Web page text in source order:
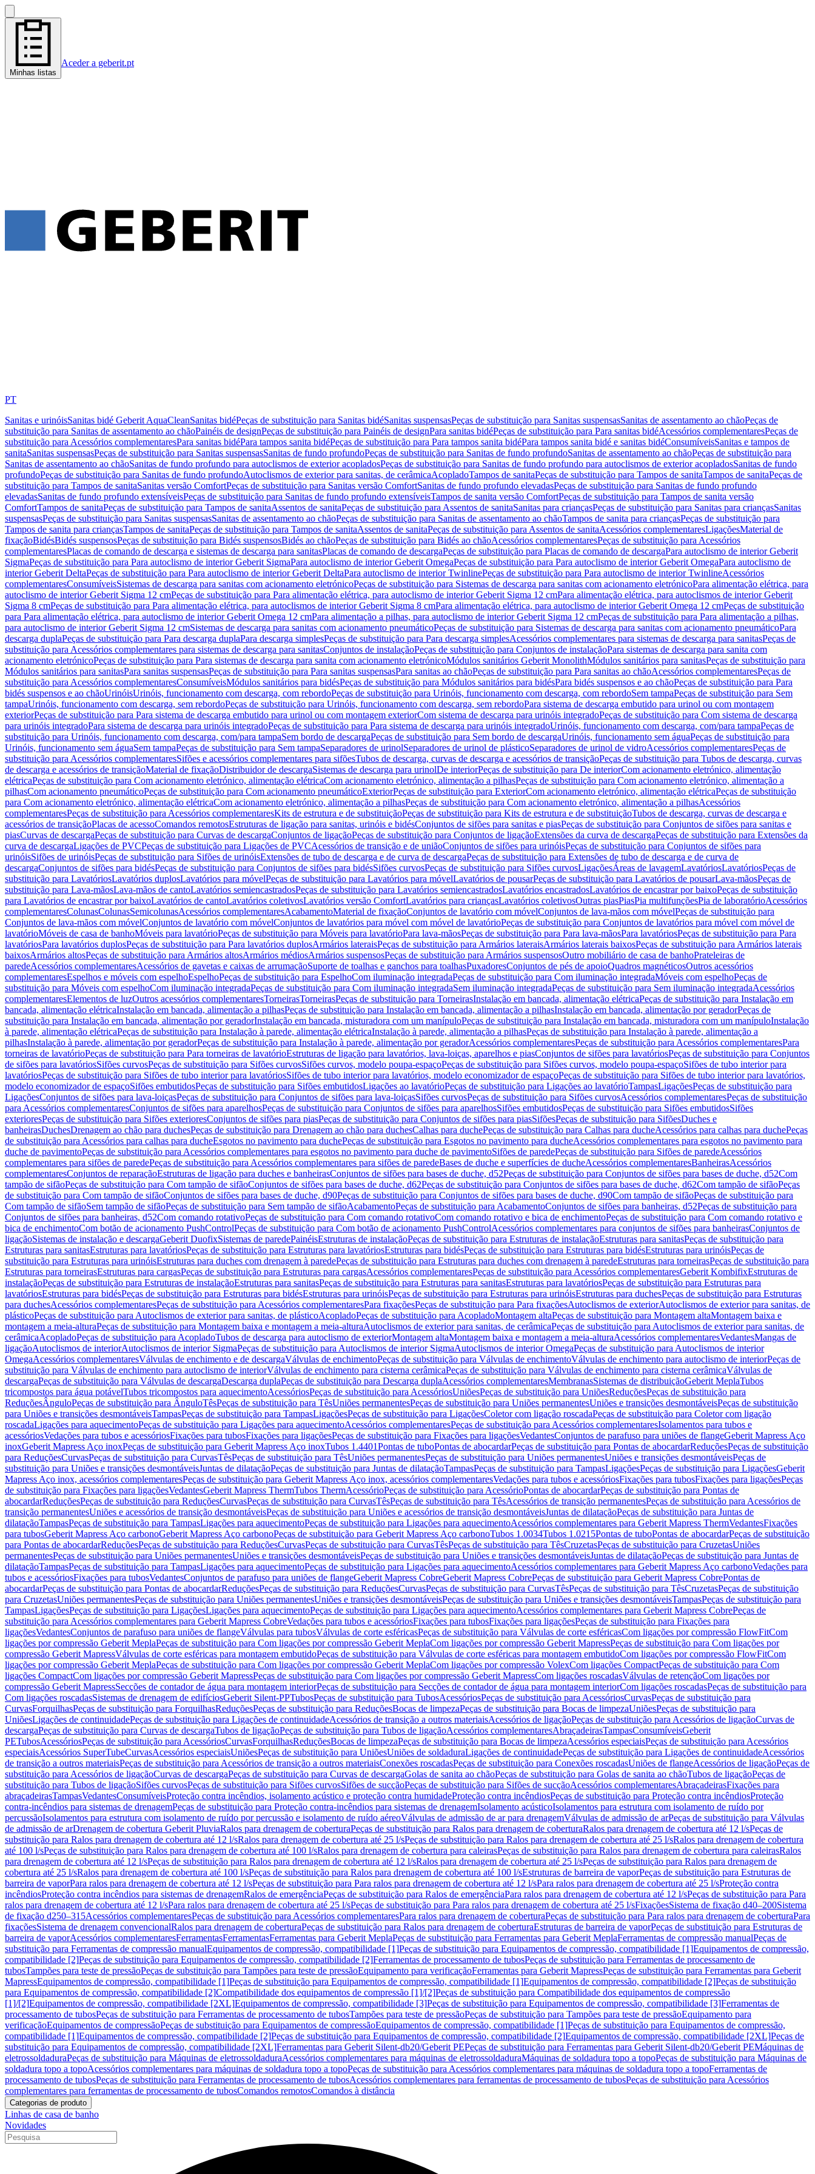
Minhas listas
Aceder a geberit.pt
PT
Sanitas e urinóisSanitas bidé Geberit AquaCleanSanitas bidéPeças de substituição para Sanitas bidéSanitas suspensasPeças de substituição para Sanitas suspensasSanitas de assentamento ao chãoPeças de
substituição para Sanitas de assentamento ao chãoPainéis de designPeças de substituição para Painéis de designPara sanitas bidéPeças de substituição para Para sanitas bidéAcessórios complementaresPeças de
substituição para Acessórios complementaresPara sanitas bidéPara tampos sanita bidéPeças de substituição para Para tampos sanita bidéPara tampos sanita bidé e sanitas bidéConsumíveisSanitas e tampos de
sanitaSanitas suspensasPeças de substituição para Sanitas suspensasSanitas de fundo profundoPeças de substituição para Sanitas de fundo profundoSanitas de assentamento ao chãoPeças de substituição para
Sanitas de assentamento ao chãoSanitas de fundo profundo para autoclismos de exterior acopladosPeças de substituição para Sanitas de fundo profundo para autoclismos de exterior acopladosSanitas de fundo
profundoPeças de substituição para Sanitas de fundo profundoAutoclismos de exterior para sanitas, de cerâmicaAcopladoTampos de sanitaPeças de substituição para Tampos de sanitaTampos de sanitaPeças de
substituição para Tampos de sanitaSanitas versão ComfortPeças de substituição para Sanitas versão ComfortSanitas de fundo profundo elevadasPeças de substituição para Sanitas de fundo profundo
elevadasSanitas de fundo profundo extensíveisPeças de substituição para Sanitas de fundo profundo extensíveisTampos de sanita versão ComfortPeças de substituição para Tampos de sanita versão
ComfortTampos de sanitaPeças de substituição para Tampos de sanitaAssentos de sanitaPeças de substituição para Assentos de sanitaSanitas para criançasPeças de substituição para Sanitas para criançasSanitas
suspensasPeças de substituição para Sanitas suspensasSanitas de assentamento ao chãoPeças de substituição para Sanitas de assentamento ao chãoTampos de sanita para criançasPeças de substituição para
Tampos de sanita para criançasTampos de sanitaPeças de substituição para Tampos de sanitaAssentos de sanitaPeças de substituição para Assentos de sanitaAcessórios complementaresLigaçõesMaterial de
fixaçãoBidésBidés suspensosPeças de substituição para Bidés suspensosBidés ao chãoPeças de substituição para Bidés ao chãoAcessórios complementaresPeças de substituição para Acessórios
complementaresPlacas de comando de descarga e sistemas de descarga para sanitasPlacas de comando de descargaPeças de substituição para Placas de comando de descargaPara autoclismo de interior Geberit
SigmaPeças de substituição para Para autoclismo de interior Geberit SigmaPara autoclismo de interior Geberit OmegaPeças de substituição para Para autoclismo de interior Geberit OmegaPara autoclismo de
interior Geberit DeltaPeças de substituição para Para autoclismo de interior Geberit DeltaPara autoclismo de interior TwinlinePeças de substituição para Para autoclismo de interior TwinlineAcessórios
complementaresConsumíveisSistemas de descarga para sanitas com acionamento eletrónicoPeças de substituição para Sistemas de descarga para sanitas com acionamento eletrónicoPara alimentação elétrica, para
autoclismo de interior Geberit Sigma 12 cmPeças de substituição para Para alimentação elétrica, para autoclismo de interior Geberit Sigma 12 cmPara alimentação elétrica, para autoclismos de interior Geberit
Sigma 8 cmPeças de substituição para Para alimentação elétrica, para autoclismos de interior Geberit Sigma 8 cmPara alimentação elétrica, para autoclismo de interior Geberit Omega 12 cmPeças de substituição
para Para alimentação elétrica, para autoclismo de interior Geberit Omega 12 cmPara alimentação a pilhas, para autoclismo de interior Geberit Sigma 12 cmPeças de substituição para Para alimentação a pilhas,
para autoclismo de interior Geberit Sigma 12 cmSistemas de descarga para sanitas com acionamento pneumáticoPeças de substituição para Sistemas de descarga para sanitas com acionamento pneumáticoPara
descarga duplaPeças de substituição para Para descarga duplaPara descarga simplesPeças de substituição para Para descarga simplesAcessórios complementares para sistemas de descarga para sanitasPeças de
substituição para Acessórios complementares para sistemas de descarga para sanitasConjuntos de instalaçãoPeças de substituição para Conjuntos de instalaçãoPara sistemas de descarga para sanita com
acionamento eletrónicoPeças de substituição para Para sistemas de descarga para sanita com acionamento eletrónicoMódulos sanitários Geberit MonolithMódulos sanitários para sanitasPeças de substituição para
Módulos sanitários para sanitasPara sanitas suspensasPeças de substituição para Para sanitas suspensasPara sanitas ao chãoPeças de substituição para Para sanitas ao chãoAcessórios complementaresPeças de
substituição para Acessórios complementaresConsumíveisMódulos sanitários para bidésPeças de substituição para Módulos sanitários para bidésPara bidés suspensos e ao chãoPeças de substituição para Para
bidés suspensos e ao chãoUrinóisUrinóis, funcionamento com descarga, com rebordoPeças de substituição para Urinóis, funcionamento com descarga, com rebordoSem tampaPeças de substituição para Sem
tampaUrinóis, funcionamento com descarga, sem rebordoPeças de substituição para Urinóis, funcionamento com descarga, sem rebordoPara sistema de descarga embutido para urinol ou com montagem
exteriorPeças de substituição para Para sistema de descarga embutido para urinol ou com montagem exteriorCom sistema de descarga para urinóis integradoPeças de substituição para Com sistema de descarga
para urinóis integradoPara sistema de descarga para urinóis integradoPeças de substituição para Para sistema de descarga para urinóis integradoUrinóis, funcionamento com descarga, com/para tampaPeças de
substituição para Urinóis, funcionamento com descarga, com/para tampaSem bordo de descargaPeças de substituição para Sem bordo de descargaUrinóis, funcionamento sem águaPeças de substituição para
Urinóis, funcionamento sem águaSem tampaPeças de substituição para Sem tampaSeparadores de urinolSeparadores de urinol de plásticoSeparadores de urinol de vidroAcessórios complementaresPeças de
substituição para Acessórios complementaresSifões e acessórios complementares para sifõesTubos de descarga, curvas de descarga e acessórios de transiçãoPeças de substituição para Tubos de descarga, curvas
de descarga e acessórios de transiçãoMaterial de fixaçãoDistribuidor de descargaSistemas de descarga para urinolDe interiorPeças de substituição para De interiorCom acionamento eletrónico, alimentação
elétricaPeças de substituição para Com acionamento eletrónico, alimentação elétricaCom acionamento eletrónico, alimentação a pilhasPeças de substituição para Com acionamento eletrónico, alimentação a
pilhasCom acionamento pneumáticoPeças de substituição para Com acionamento pneumáticoExteriorPeças de substituição para ExteriorCom acionamento eletrónico, alimentação elétricaPeças de substituição
para Com acionamento eletrónico, alimentação elétricaCom acionamento eletrónico, alimentação a pilhasPeças de substituição para Com acionamento eletrónico, alimentação a pilhasAcessórios
complementaresPeças de substituição para Acessórios complementaresKits de estrutura e de substituiçãoPeças de substituição para Kits de estrutura e de substituiçãoTubos de descarga, curvas de descarga e
acessórios de transiçãoPlacas de acessoComandos remotosEstruturas de ligação para sanitas, urinóis e bidésConjuntos de sifões para sanitas e piasPeças de substituição para Conjuntos de sifões para sanitas e
piasCurvas de descargaPeças de substituição para Curvas de descargaConjuntos de ligaçãoPeças de substituição para Conjuntos de ligaçãoExtensões da curva de descargaPeças de substituição para Extensões da
curva de descargaLigações de PVCPeças de substituição para Ligações de PVCAcessórios de transição e de uniãoConjuntos de sifões para urinóisPeças de substituição para Conjuntos de sifões para
urinóisSifões de urinóisPeças de substituição para Sifões de urinóisExtensões de tubo de descarga e de curva de descargaPeças de substituição para Extensões de tubo de descarga e de curva de
descargaConjuntos de sifões para bidésPeças de substituição para Conjuntos de sifões para bidésSifões curvosPeças de substituição para Sifões curvosLigaçõesÁreas de lavagemLavatóriosLavatóriosPeças de
substituição para LavatóriosLavatórios duplosLavatórios para móvelPeças de substituição para Lavatórios para móvelLavatórios de pousarPeças de substituição para Lavatórios de pousarLava-mãosPeças de
substituição para Lava-mãosLava-mãos de cantoLavatórios semiencastradosPeças de substituição para Lavatórios semiencastradosLavatórios encastradosLavatórios de encastrar por baixoPeças de substituição
para Lavatórios de encastrar por baixoLavatórios de cantoLavatórios coletivosLavatórios versão ComfortLavatórios para criançasLavatórios coletivosOutras piasPiasPia multifunçõesPia de laboratórioAcessórios
complementaresColunasColunasSemicolunasAcessórios complementaresAcabamentoMaterial de fixaçãoConjuntos de lavatório com móvelConjuntos de lava-mãos com móvelPeças de substituição para
Conjuntos de lava-mãos com móvelConjuntos de lavatório com móvelConjuntos de lavatórios para móvel com móvel de lavatórioPeças de substituição para Conjuntos de lavatórios para móvel com móvel de
lavatórioMóveis de casa de banhoMóveis para lavatórioPeças de substituição para Móveis para lavatórioPara lava-mãosPeças de substituição para Para lava-mãosPara lavatóriosPeças de substituição para Para
lavatóriosPara lavatórios duplosPeças de substituição para Para lavatórios duplosArmários lateraisPeças de substituição para Armários lateraisArmários laterais baixosPeças de substituição para Armários laterais
baixosArmários altosPeças de substituição para Armários altosArmários médiosArmários suspensosPeças de substituição para Armários suspensosOutro mobiliário de casa de banhoPrateleiras de
paredeAcessórios complementaresAcessórios de gavetas e caixas de arrumaçãoSuporte de toalhas e ganchos para toalhasPuxadoresConjuntos de pés de apoioQuadros magnéticosOutros acessórios
complementaresEspelhos e móveis com espelhoEspelhoPeças de substituição para EspelhoCom iluminação integradaPeças de substituição para Com iluminação integradaMóveis com espelhoPeças de
substituição para Móveis com espelhoCom iluminação integradaPeças de substituição para Com iluminação integradaSem iluminação integradaPeças de substituição para Sem iluminação integradaAcessórios
complementaresElementos de luzOutros acessórios complementaresTorneirasTorneirasPeças de substituição para TorneirasInstalação em bancada, alimentação elétricaPeças de substituição para Instalação em
bancada, alimentação elétricaInstalação em bancada, alimentação a pilhasPeças de substituição para Instalação em bancada, alimentação a pilhasInstalação em bancada, alimentação por geradorPeças de
substituição para Instalação em bancada, alimentação por geradorInstalação em bancada, misturadora com um manípuloPeças de substituição para Instalação em bancada, misturadora com um manípuloInstalação
à parede, alimentação elétricaPeças de substituição para Instalação à parede, alimentação elétricaInstalação à parede, alimentação a pilhasPeças de substituição para Instalação à parede, alimentação a
pilhasInstalação à parede, alimentação por geradorPeças de substituição para Instalação à parede, alimentação por geradorAcessórios complementaresPeças de substituição para Acessórios complementaresPara
torneiras de lavatórioPeças de substituição para Para torneiras de lavatórioEstruturas de ligação para lavatórios, lava-loiças, aparelhos e piasConjuntos de sifões para lavatóriosPeças de substituição para Conjuntos
de sifões para lavatóriosSifões curvosPeças de substituição para Sifões curvosSifões curvos, modelo poupa-espaçoPeças de substituição para Sifões curvos, modelo poupa-espaçoSifões de tubo interior para
lavatóriosPeças de substituição para Sifões de tubo interior para lavatóriosSifões de tubo interior para lavatórios, modelo economizador de espaçoPeças de substituição para Sifões de tubo interior para lavatórios,
modelo economizador de espaçoSifões embutidosPeças de substituição para Sifões embutidosLigações ao lavatórioPeças de substituição para Ligações ao lavatórioTampasLigaçõesPeças de substituição para
LigaçõesConjuntos de sifões para lava-loiçasPeças de substituição para Conjuntos de sifões para lava-loiçasSifões curvosPeças de substituição para Sifões curvosAcessórios complementaresPeças de substituição
para Acessórios complementaresConjuntos de sifões para aparelhosPeças de substituição para Conjuntos de sifões para aparelhosSifões embutidosPeças de substituição para Sifões embutidosSifões
exterioresPeças de substituição para Sifões exterioresConjuntos de sifões para piasPeças de substituição para Conjuntos de sifões para piasSifõesPeças de substituição para SifõesDuches e
banheirasDuchesDrenagem ao chão para duchesPeças de substituição para Drenagem ao chão para duchesCalhas para duchePeças de substituição para Calhas para ducheAcessórios para calhas para duchePeças
de substituição para Acessórios para calhas para ducheEsgotos no pavimento para duchePeças de substituição para Esgotos no pavimento para ducheAcessórios complementares para esgotos no pavimento para
duche de pavimentoPeças de substituição para Acessórios complementares para esgotos no pavimento para duche de pavimentoSifões de paredePeças de substituição para Sifões de paredeAcessórios
complementares para sifões de paredePeças de substituição para Acessórios complementares para sifões de paredeBases de duche e superfícies de ducheAcessórios complementaresBanheirasAcessórios
complementaresConjuntos de reparaçãoEstruturas de ligação para duches e banheirasConjuntos de sifões para bases de duche, d52Peças de substituição para Conjuntos de sifões para bases de duche, d52Com
tampão de sifãoPeças de substituição para Com tampão de sifãoConjuntos de sifões para bases de duche, d62Peças de substituição para Conjuntos de sifões para bases de duche, d62Com tampão de sifãoPeças
de substituição para Com tampão de sifãoConjuntos de sifões para bases de duche, d90Peças de substituição para Conjuntos de sifões para bases de duche, d90Com tampão de sifãoPeças de substituição para
Com tampão de sifãoSem tampão de sifãoPeças de substituição para Sem tampão de sifãoAcabamentoPeças de substituição para AcabamentoConjuntos de sifões para banheiras, d52Peças de substituição para
Conjuntos de sifões para banheiras, d52Com comando rotativoPeças de substituição para Com comando rotativoCom comando rotativo e bica de enchimentoPeças de substituição para Com comando rotativo e
bica de enchimentoCom botão de acionamento PushControlPeças de substituição para Com botão de acionamento PushControlAcessórios complementares para conjuntos de sifões para banheirasConjuntos de
ligaçãoSistemas de instalação e descargaGeberit DuofixSistemas de paredePainéisEstruturas de instalaçãoPeças de substituição para Estruturas de instalaçãoEstruturas para sanitasPeças de substituição para
Estruturas para sanitasEstruturas para lavatóriosPeças de substituição para Estruturas para lavatóriosEstruturas para bidésPeças de substituição para Estruturas para bidésEstruturas para urinóisPeças de
substituição para Estruturas para urinóisEstruturas para duches com drenagem à paredePeças de substituição para Estruturas para duches com drenagem à paredeEstruturas para torneirasPeças de substituição para
Estruturas para torneirasEstruturas para cargasPeças de substituição para Estruturas para cargasAcessórios complementaresPeças de substituição para Acessórios complementaresGeberit KombifixEstruturas de
instalaçãoPeças de substituição para Estruturas de instalaçãoEstruturas para sanitasPeças de substituição para Estruturas para sanitasEstruturas para lavatóriosPeças de substituição para Estruturas para
lavatóriosEstruturas para bidésPeças de substituição para Estruturas para bidésEstruturas para urinóisPeças de substituição para Estruturas para urinóisEstruturas para duchesPeças de substituição para Estruturas
para duchesAcessórios complementaresPeças de substituição para Acessórios complementaresPara fixaçõesPeças de substituição para Para fixaçõesAutoclismos de exteriorAutoclismos de exterior para sanitas, de
plásticoPeças de substituição para Autoclismos de exterior para sanitas, de plásticoAcopladoPeças de substituição para AcopladoMontagem altaPeças de substituição para Montagem altaMontagem baixa e
montagem a meia-alturaPeças de substituição para Montagem baixa e montagem a meia-alturaAutoclismos de exterior para sanitas, de cerâmicaPeças de substituição para Autoclismos de exterior para sanitas, de
cerâmicaAcopladoPeças de substituição para AcopladoTubos de descarga para autoclismo de exteriorMontagem altaMontagem baixa e montagem a meia-alturaAcessórios complementaresVedantesMangas de
ligaçãoAutoclismos de interiorAutoclismos de interior SigmaPeças de substituição para Autoclismos de interior SigmaAutoclismos de interior OmegaPeças de substituição para Autoclismos de interior
OmegaAcessórios complementaresVálvulas de enchimento e de descargaVálvulas de enchimentoPeças de substituição para Válvulas de enchimentoVálvulas de enchimento para autoclismo de interiorPeças de
substituição para Válvulas de enchimento para autoclismo de interiorVálvulas de enchimento para cisterna cerâmicaPeças de substituição para Válvulas de enchimento para cisterna cerâmicaVálvulas de
descargaPeças de substituição para Válvulas de descargaDescarga duplaPeças de substituição para Descarga duplaAcessórios complementaresMembranasSistemas de distribuiçãoGeberit MeplaTubos
tricompostos para água potávelTubos tricompostos para aquecimentoAcessóriosPeças de substituição para AcessóriosUniõesPeças de substituição para UniõesReduçõesPeças de substituição para
ReduçõesÂnguloPeças de substituição para ÂnguloTêsPeças de substituição para TêsUniões permanentesPeças de substituição para Uniões permanentesUniões e transições desmontáveisPeças de substituição
para Uniões e transições desmontáveisTampasPeças de substituição para TampasLigaçõesPeças de substituição para LigaçõesColetor com ligação roscadaPeças de substituição para Coletor com ligação
roscadaLigações para aquecimentoPeças de substituição para Ligações para aquecimentoAcessórios complementaresPeças de substituição para Acessórios complementaresIsolamentos para tubos e
acessóriosVedações para tubos e acessóriosFixações para tubosFixações para ligaçõesPeças de substituição para Fixações para ligaçõesVedantesConjuntos de parafuso para uniões de flangeGeberit Mapress Aço
inoxGeberit Mapress Aço inoxPeças de substituição para Geberit Mapress Aço inoxTubos 1.4401Pontas de tuboPontas de abocardarPeças de substituição para Pontas de abocardarReduçõesPeças de substituição
para ReduçõesCurvasPeças de substituição para CurvasTêsPeças de substituição para TêsUniões permanentesPeças de substituição para Uniões permanentesUniões e transições desmontáveisPeças de
substituição para Uniões e transições desmontáveisJuntas de dilataçãoPeças de substituição para Juntas de dilataçãoTampasPeças de substituição para TampasLigaçõesPeças de substituição para LigaçõesGeberit
Mapress Aço inox, acessórios complementaresPeças de substituição para Geberit Mapress Aço inox, acessórios complementaresVedações para tubos e acessóriosFixações para tubosFixações para ligaçõesPeças
de substituição para Fixações para ligaçõesVedantesGeberit Mapress ThermTubos ThermAcessórioPeças de substituição para AcessórioPontas de abocardarPeças de substituição para Pontas de
abocardarReduçõesPeças de substituição para ReduçõesCurvasPeças de substituição para CurvasTêsPeças de substituição para TêsAcessórios de transição permanentesPeças de substituição para Acessórios de
transição permanentesUniões e acessórios de transição desmontáveisPeças de substituição para Uniões e acessórios de transição desmontáveisJuntas de dilataçãoPeças de substituição para Juntas de
dilataçãoTampasPeças de substituição para TampasLigações para aquecimentoPeças de substituição para Ligações para aquecimentoAcessórios complementares para Geberit Mapress ThermVedantesFixações
para tubosGeberit Mapress Aço carbonoGeberit Mapress Aço carbonoPeças de substituição para Geberit Mapress Aço carbonoTubos 1.0034Tubos 1.0215Pontas de tuboPontas de abocardarPeças de substituição
para Pontas de abocardarReduçõesPeças de substituição para ReduçõesCurvasPeças de substituição para CurvasTêsPeças de substituição para TêsCruzetasPeças de substituição para CruzetasUniões
permanentesPeças de substituição para Uniões permanentesUniões e transições desmontáveisPeças de substituição para Uniões e transições desmontáveisJuntas de dilataçãoPeças de substituição para Juntas de
dilataçãoTampasPeças de substituição para TampasLigações para aquecimentoPeças de substituição para Ligações para aquecimentoAcessórios complementares para Geberit Mapress Aço carbonoVedações para
tubos e acessóriosFixações para tubosVedantesConjuntos de parafuso para uniões de flangeGeberit Mapress CobreGeberit Mapress CobrePeças de substituição para Geberit Mapress CobrePontas de
abocardarPeças de substituição para Pontas de abocardarReduçõesPeças de substituição para ReduçõesCurvasPeças de substituição para CurvasTêsPeças de substituição para TêsCruzetasPeças de substituição
para CruzetasUniões permanentesPeças de substituição para Uniões permanentesUniões e transições desmontáveisPeças de substituição para Uniões e transições desmontáveisTampasPeças de substituição para
TampasLigaçõesPeças de substituição para LigaçõesLigações para aquecimentoPeças de substituição para Ligações para aquecimentoAcessórios complementares para Geberit Mapress CobrePeças de
substituição para Acessórios complementares para Geberit Mapress CobreVedações para tubos e acessóriosFixações para tubosFixações para ligaçõesPeças de substituição para Fixações para
ligaçõesVedantesConjuntos de parafuso para uniões de flangeVálvulas para tubosVálvulas de corte esféricasPeças de substituição para Válvulas de corte esféricasCom ligações por compressão FlowFitCom
ligações por compressão Geberit MeplaPeças de substituição para Com ligações por compressão Geberit MeplaCom ligações por compressão Geberit MapressPeças de substituição para Com ligações por
compressão Geberit MapressVálvulas de corte esféricas para montagem embutidoPeças de substituição para Válvulas de corte esféricas para montagem embutidoCom ligações por compressão FlowFitCom
ligações por compressão Geberit MeplaPeças de substituição para Com ligações por compressão Geberit MeplaCom ligações por compressão VolexCom ligações CompactPeças de substituição para Com
ligações CompactCom ligações por compressão Geberit MapressPeças de substituição para Com ligações por compressão Geberit MapressCom ligações roscadasVálvulas de retençãoCom ligações por
compressão Geberit MapressSecções de contador de água para montagem interiorPeças de substituição para Secções de contador de água para montagem interiorCom ligações roscadasPeças de substituição para
Com ligações roscadasSistemas de drenagem de edifíciosGeberit Silent-PPTubosPeças de substituição para TubosAcessóriosPeças de substituição para AcessóriosCurvasPeças de substituição para
CurvasForquilhasPeças de substituição para ForquilhasReduçõesPeças de substituição para ReduçõesBocas de limpezaPeças de substituição para Bocas de limpezaUniõesPeças de substituição para
UniõesLigações de continuidadePeças de substituição para Ligações de continuidadeAcessórios de transição a outros materiaisAcessórios de ligaçãoPeças de substituição para Acessórios de ligaçãoCurvas de
descargaPeças de substituição para Curvas de descargaTubos de ligaçãoPeças de substituição para Tubos de ligaçãoAcessórios complementaresAbraçadeirasTampasConsumíveisGeberit
PETubosAcessóriosPeças de substituição para AcessóriosCurvasForquilhasReduçõesBocas de limpezaPeças de substituição para Bocas de limpezaAcessórios especiaisPeças de substituição para Acessórios
especiaisAcessórios SuperTubeCurvasAcessórios especiaisUniõesPeças de substituição para UniõesUniões de soldaduraLigações de continuidadePeças de substituição para Ligações de continuidadeAcessórios
de transição a outros materiaisPeças de substituição para Acessórios de transição a outros materiaisConexões roscadasPeças de substituição para Conexões roscadasUniões de flangeAcessórios de ligaçãoPeças de
substituição para Acessórios de ligaçãoCurvas de descargaPeças de substituição para Curvas de descargaGolas de sanita ao chãoPeças de substituição para Golas de sanita ao chãoTubos de ligaçãoPeças de
substituição para Tubos de ligaçãoSifões curvosPeças de substituição para Sifões curvosSifões de sucçãoPeças de substituição para Sifões de sucçãoAcessórios complementaresAbraçadeirasFixações para
abraçadeirasTampasVedantesConsumíveisProteção contra incêndios, isolamento acústico e proteção contra humidadeProteção contra incêndiosPeças de substituição para Proteção contra incêndiosProteção
contra-incêndios para sistemas de drenagemPeças de substituição para Proteção contra-incêndios para sistemas de drenagemIsolamento acústicoIsolamentos para estrutura com isolamento de ruído por
percussãoIsolamentos para estrutura com isolamento de ruído por percussão e isolamento de ruído aéreoVálvulas de admissão de ar para drenagemVálvulas de admissão de arPeças de substituição para Válvulas
de admissão de arDrenagem de cobertura Geberit PluviaRalos para drenagem de coberturaPeças de substituição para Ralos para drenagem de coberturaRalos para drenagem de cobertura até 12 l/sPeças de
substituição para Ralos para drenagem de cobertura até 12 l/sRalos para drenagem de cobertura até 25 l/sPeças de substituição para Ralos para drenagem de cobertura até 25 l/sRalos para drenagem de cobertura
até 100 l/sPeças de substituição para Ralos para drenagem de cobertura até 100 l/sRalos para drenagem de cobertura para caleirasPeças de substituição para Ralos para drenagem de cobertura para caleirasRalos
para drenagem de cobertura até 12 l/sPeças de substituição para Ralos para drenagem de cobertura até 12 l/sRalos para drenagem de cobertura até 25 l/sPeças de substituição para Ralos para drenagem de
cobertura até 25 l/sRalos para drenagem de cobertura até 100 l/sPeças de substituição para Ralos para drenagem de cobertura até 100 l/sEstruturas de barreira de vaporPeças de substituição para Estruturas de
barreira de vaporPara ralos para drenagem de cobertura até 12 l/sPeças de substituição para Para ralos para drenagem de cobertura até 12 l/sPara ralos para drenagem de cobertura até 25 l/sProteção contra
incêndiosProteção contra incêndios para sistemas de drenagemRalos de emergênciaPeças de substituição para Ralos de emergênciaPara ralos para drenagem de cobertura até 12 l/sPeças de substituição para Para
ralos para drenagem de cobertura até 12 l/sPara ralos para drenagem de cobertura até 25 l/sPeças de substituição para Para ralos para drenagem de cobertura até 25 l/sFixaçõesSistema de fixação d40–200Sistema
de fixação d250–315Acessórios complementaresPeças de substituição para Acessórios complementaresPara ralos para drenagem de coberturaPeças de substituição para Para ralos para drenagem de coberturaPara
fixaçõesSistema de drenagem convencionalRalos para drenagem de coberturaPeças de substituição para Ralos para drenagem de coberturaEstruturas de barreira de vaporPeças de substituição para Estruturas de
barreira de vaporAcessórios complementaresFerramentasFerramentasFerramentas para Geberit MeplaPeças de substituição para Ferramentas para Geberit MeplaFerramentas de compressão manualPeças de
substituição para Ferramentas de compressão manualEquipamentos de compressão, compatibilidade [1]Peças de substituição para Equipamentos de compressão, compatibilidade [1]Equipamentos de compressão,
compatibilidade [2]Peças de substituição para Equipamentos de compressão, compatibilidade [2]Ferramentas de processamento de tubosPeças de substituição para Ferramentas de processamento de
tubosTampões para teste de pressãoPeças de substituição para Tampões para teste de pressãoEquipamento para verificaçãoFerramentas para Geberit MapressPeças de substituição para Ferramentas para Geberit
MapressEquipamentos de compressão, compatibilidade [1]Peças de substituição para Equipamentos de compressão, compatibilidade [1]Equipamentos de compressão, compatibilidade [2]Peças de substituição
para Equipamentos de compressão, compatibilidade [2]Compatibilidade dos equipamentos de compressão [1]/[2]Peças de substituição para Compatibilidade dos equipamentos de compressão
[1]/[2]Equipamentos de compressão, compatibilidade [2XL]Equipamentos de compressão, compatibilidade [3]Peças de substituição para Equipamentos de compressão, compatibilidade [3]Ferramentas de
processamento de tubosPeças de substituição para Ferramentas de processamento de tubosTampões para teste de pressãoPeças de substituição para Tampões para teste de pressãoEquipamento para
verificaçãoEquipamentos de compressãoPeças de substituição para Equipamentos de compressãoEquipamentos de compressão, compatibilidade [1]Peças de substituição para Equipamentos de compressão,
compatibilidade [1]Equipamentos de compressão, compatibilidade [2]Peças de substituição para Equipamentos de compressão, compatibilidade [2]Equipamentos de compressão, compatibilidade [2XL]Peças de
substituição para Equipamentos de compressão, compatibilidade [2XL]Ferramentas para Geberit Silent-db20/Geberit PEPeças de substituição para Ferramentas para Geberit Silent-db20/Geberit PEMáquinas de
eletrossoldaduraPeças de substituição para Máquinas de eletrossoldaduraAcessórios complementares para máquinas de eletrossoldaduraMáquinas de soldadura topo a topoPeças de substituição para Máquinas de
soldadura topo a topoAcessórios complementares para máquinas de soldadura topo a topoPeças de substituição para Acessórios complementares para máquinas de soldadura topo a topoFerramentas de
processamento de tubosPeças de substituição para Ferramentas de processamento de tubosAcessórios complementares para ferramentas de processamento de tubosPeças de substituição para Acessórios
complementares para ferramentas de processamento de tubosComandos remotosComandos à distância
Categorias de produto
Linhas de casa de banho
Novidades